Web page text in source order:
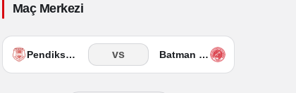
Maç Merkezi
Pendikspor vs Batman Petrolspor